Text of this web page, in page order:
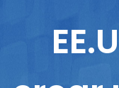
Reportajes